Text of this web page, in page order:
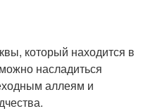
который находится в
насладиться
аллеям и